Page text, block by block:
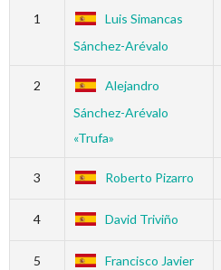
1
Luis Simancas
Sánchez-Arévalo
2
Alejandro
Sánchez-Arévalo
«Trufa»
3 Roberto Pizarro
4 David Triviño
5
Francisco Javier